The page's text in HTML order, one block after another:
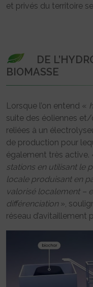
et privés du territoire
DE
BIOMASSE
Lorsque l’on entend «
suite des éoliennes
reliées à un
de production pour
également très active.
stations en utilisant le
locale produisant en
valorisé localement –
différenciation»,
réseau d’avitaillement